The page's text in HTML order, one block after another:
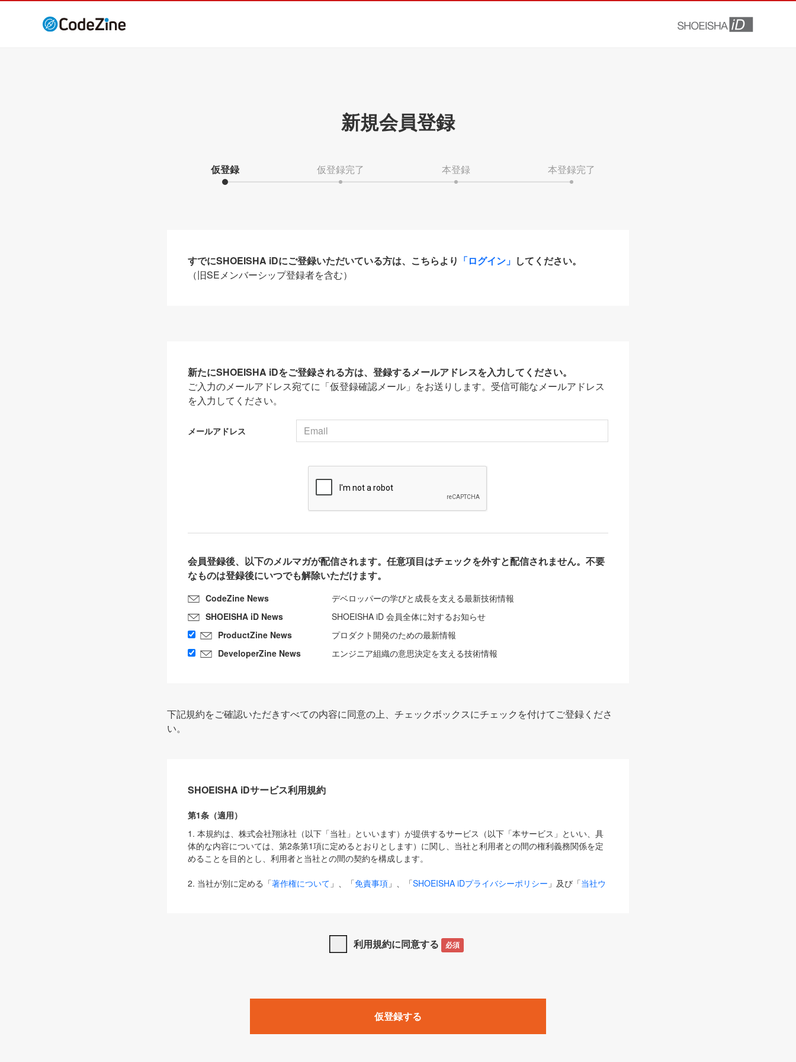
新規会員登録
仮登録 仮登録完了 本登録 本登録完了
すでにSHOEISHA iDにご登録いただいている方は、こちらより 「ログイン」 してください。
（旧SEメンバーシップ登録者を含む）
新たにSHOEISHA iDをご登録される方は、登録するメールアドレスを入力してください。
ご入力のメールアドレス宛てに「仮登録確認メール」をお送りします。受信可能なメールアドレス
を入力してください。
メールアドレス
会員登録後、以下のメルマガが配信されます。任意項目はチェックを外すと配信されません。不要
なものは登録後にいつでも解除いただけます。
CodeZine News
デベロッパーの学びと成長を支える最新技術情報
SHOEISHA iD News
SHOEISHA iD 会員全体に対するお知らせ
ProductZine News
プロダクト開発のための最新情報
DeveloperZine News
エンジニア組織の意思決定を支える技術情報
下記規約をご確認いただきすべての内容に同意の上、チェックボックスにチェックを付けてご登録くださ
い。
SHOEISHA iDサービス利用規約
第1条（適用）
1. 本規約は、株式会社翔泳社（以下「当社」といいます）が提供するサービス（以下「本サービス」といい、具
体的な内容については、第2条第1項に定めるとおりとします）に関し、当社と利用者との間の権利義務関係を定
めることを目的とし、利用者と当社との間の契約を構成します。
2. 当社が別に定める「著作権について 」、「免責事項 」、「SHOEISHA iDプライバシーポリシー 」及び「当社ウ
は、本規約の規定が優先して適用されるものとします。
1. 「本サービス」とは、当社が提供する以下のサービス（名称や内容が変更された場合、変更後のサービスを含
みます）及びこれらサービスに関連して当社が実施するイベントやキャンペーンをいいます。
「SEBook」「SEShop」「CodeZine」「MarkeZine」「EnterpriseZine」「ECzine」「Biz/Zine」「HRzine」
利用規約に同意する 必須
仮登録する